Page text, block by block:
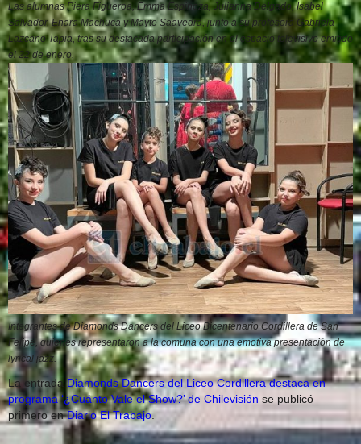
Las alumnas Piera Figueroa, Emma Espinoza, Julianna Delgado, Isabel
Salvador, Enara Machuca y Mayte Saavedra, junto a su profesora Gabriela
Lazcano Tapia, tras su destacada participación en el espacio televisivo emitido
el 22 de enero.
Integrantes de Diamonds Dancers del Liceo Bicentenario Cordillera de San
Felipe, quienes representaron a la comuna con una emotiva presentación de
lyrical jazz.
La entrada Diamonds Dancers del Liceo Cordillera destaca en
programa ‘¿Cuánto Vale el Show?’ de Chilevisión se publicó
primero enDiario El Trabajo.